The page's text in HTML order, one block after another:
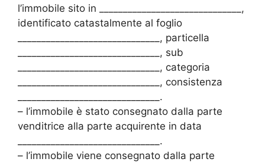
l’immobile sito in ______________________________,
identificato catastalmente al foglio
______________________________, particella
______________________________, sub
______________________________, categoria
______________________________, consistenza
______________________________.
– l’immobile è stato consegnato dalla parte
venditrice alla parte acquirente in data
______________________________.
– l’immobile viene consegnato dalla parte